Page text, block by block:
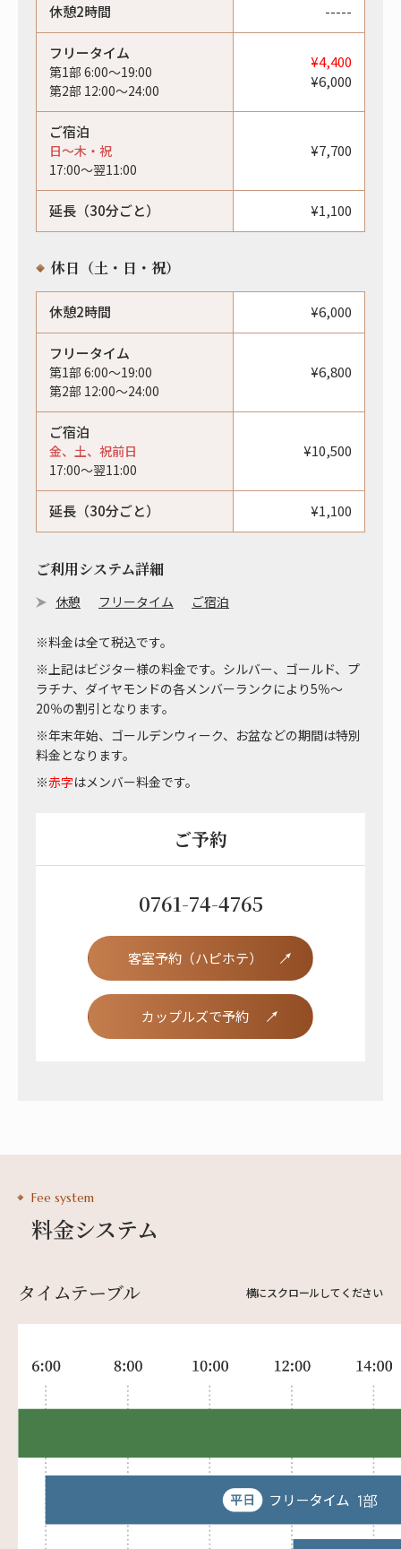
休憩2時間 -----
フリータイム
第1部 6:00〜19:00
第2部 12:00〜24:00
¥4,400
¥6,000
ご宿泊
日〜木・祝
17:00〜翌11:00
¥7,700
延長（30分ごと） ¥1,100
休日（土・日・祝）
休憩2時間 ¥6,000
フリータイム
第1部 6:00〜19:00
第2部 12:00〜24:00
¥6,800
ご宿泊
金、土、祝前日
17:00〜翌11:00
¥10,500
延長（30分ごと） ¥1,100
ご利用システム詳細
休憩 フリータイム ご宿泊
※料金は全て税込です。
※上記はビジター様の料金です。シルバー、ゴールド、プ
ラチナ、ダイヤモンドの各メンバーランクにより5％～
20％の割引となります。
※年末年始、ゴールデンウィーク、お盆などの期間は特別
料金となります。
※赤字はメンバー料金です。
ご予約
0761-74-4765
客室予約（ハピホテ）
カップルズで予約
Fee system
料金システム
タイムテーブル 横にスクロールしてください